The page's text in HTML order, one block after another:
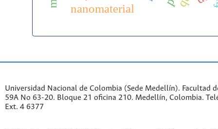
nanomaterial
Universidad Nacional de Colombia (Sede Medellín). Facultad
59A No 63-20. Bloque 21 oficina 210. Medellín, Colombia.
Ext. 4 6377